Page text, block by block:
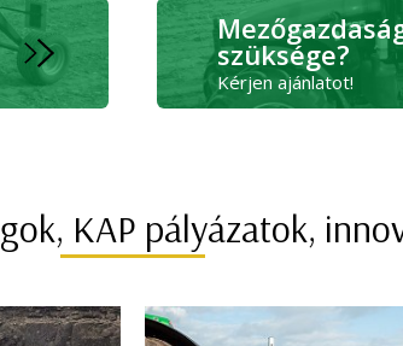
szüksége?
Kérjen ajánlatot!
KAP pályázatok,